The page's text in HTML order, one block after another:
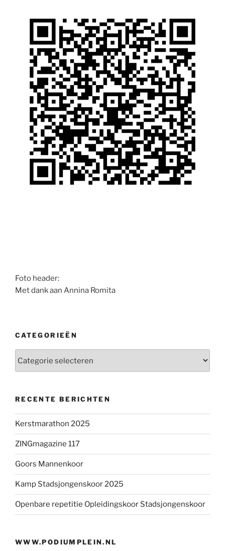
Foto header:
Met dank aan Annina Romita
CATEGORIEËN
RECENTE BERICHTEN
Kerstmarathon 2025
ZINGmagazine 117
Goors Mannenkoor
Kamp Stadsjongenskoor 2025
Openbare repetitie Opleidingskoor Stadsjongenskoor
WWW.PODIUMPLEIN.NL